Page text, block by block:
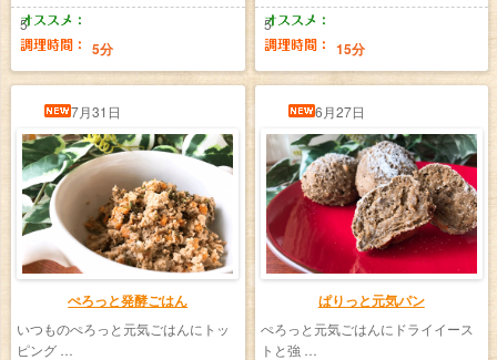
5
5分
5
15分
7月31日
ぺろっと発酵ごはん
いつものぺろっと元気ごはんにトッ
ピング …
6月27日
ぱりっと元気パン
ぺろっと元気ごはんにドライイース
トと強 …